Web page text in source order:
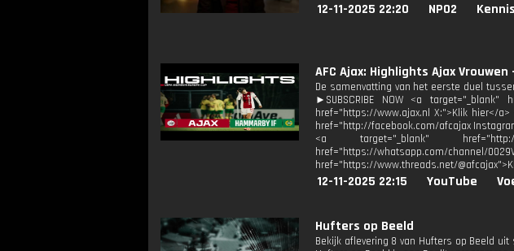
12-11-2025 22:20 NPO2
AFC Ajax: Highlights Ajax
De samenvatting van het eerste duel
►SUBSCRIBE NOW <a
href="https://www.ajax.nl X:">Klik hier</
href="http://facebook.com/afcajax
<a target="_blank"
href="https://whatsapp.com/
href="https://www.threads.net/
12-11-2025 22:15 YouTube
Hufters op Beeld
Bekijk aflevering 8 van Hufters op Beeld